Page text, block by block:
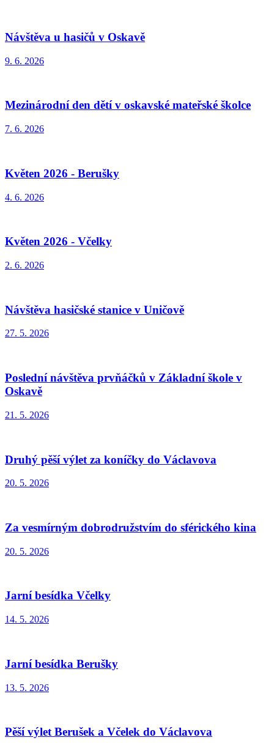
Návštěva u hasičů v Oskavě
9. 6. 2026
Mezinárodní den dětí v oskavské mateřské školce
7. 6. 2026
Květen 2026 - Berušky
4. 6. 2026
Květen 2026 - Včelky
2. 6. 2026
Návštěva hasičské stanice v Uničově
27. 5. 2026
Poslední návštěva prvňáčků v Základní škole v
Oskavě
21. 5. 2026
Druhý pěší výlet za koníčky do Václavova
20. 5. 2026
Za vesmírným dobrodružstvím do sférického kina
20. 5. 2026
Jarní besídka Včelky
14. 5. 2026
Jarní besídka Berušky
13. 5. 2026
Pěší výlet Berušek a Včelek do Václavova